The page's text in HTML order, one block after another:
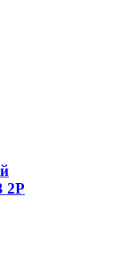
2P